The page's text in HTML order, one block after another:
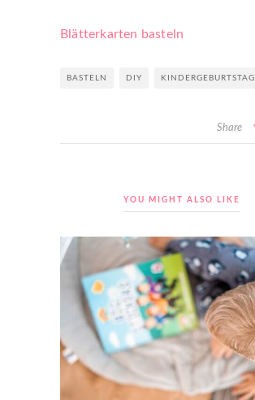
Blätterkarten basteln
BASTELN DIY KINDERGEBURTSTAG
Share
YOU MIGHT ALSO LIKE